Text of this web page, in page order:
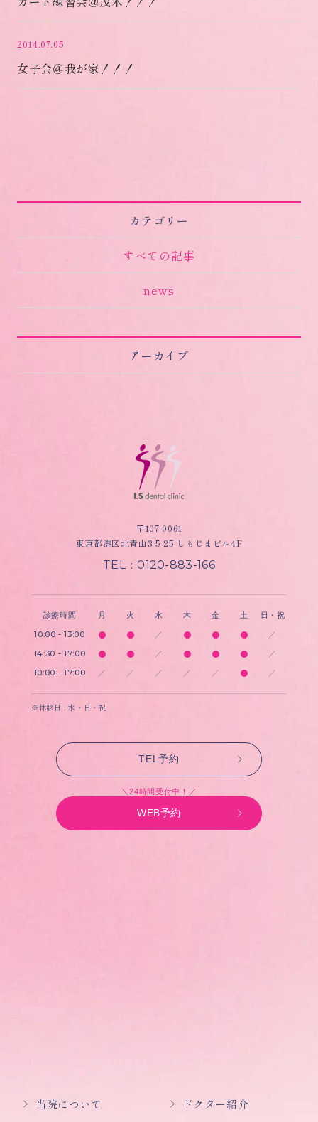
カテゴリー
すべての記事
news
アーカイブ
2014.07.05
女子会＠我が家！！！
〒107-0061
東京都港区北青山3-5-25 しもじまビル4F
TEL：0120-883-166
診療時間 月 火 水 木 金 土 日・祝
10:00 - 13:00 ／ ／
14:30 - 17:00 ／ ／
10:00 - 17:00 ／ ／ ／ ／ ／ ／
※休診日 : 水・日・祝
TEL予約
＼24時間受付中！／
WEB予約
当院について ドクター紹介